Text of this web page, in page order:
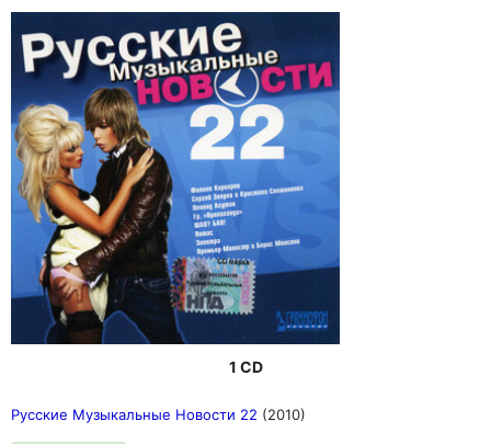
1 CD
Русские Музыкальные Новости 22 (2010)